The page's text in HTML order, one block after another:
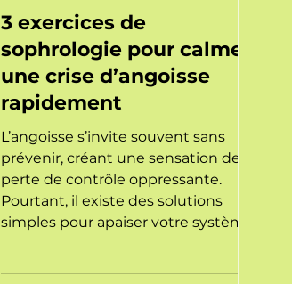
3 exercices de
sophrologie pour calmer
une crise d’angoisse
rapidement
L’angoisse s’invite souvent sans
prévenir, créant une sensation de
perte de contrôle oppressante.
Pourtant, il existe des solutions
simples pour apaiser votre système